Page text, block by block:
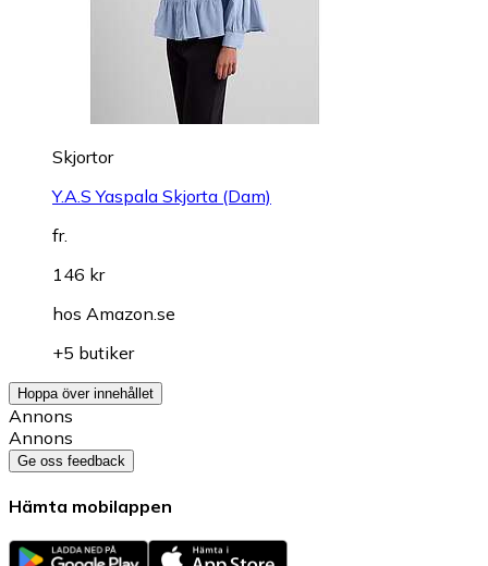
Skjortor
Y.A.S Yaspala Skjorta (Dam)
fr.
146 kr
hos Amazon.se
+5 butiker
Hoppa över innehållet
Annons
Annons
Ge oss feedback
Hämta mobilappen